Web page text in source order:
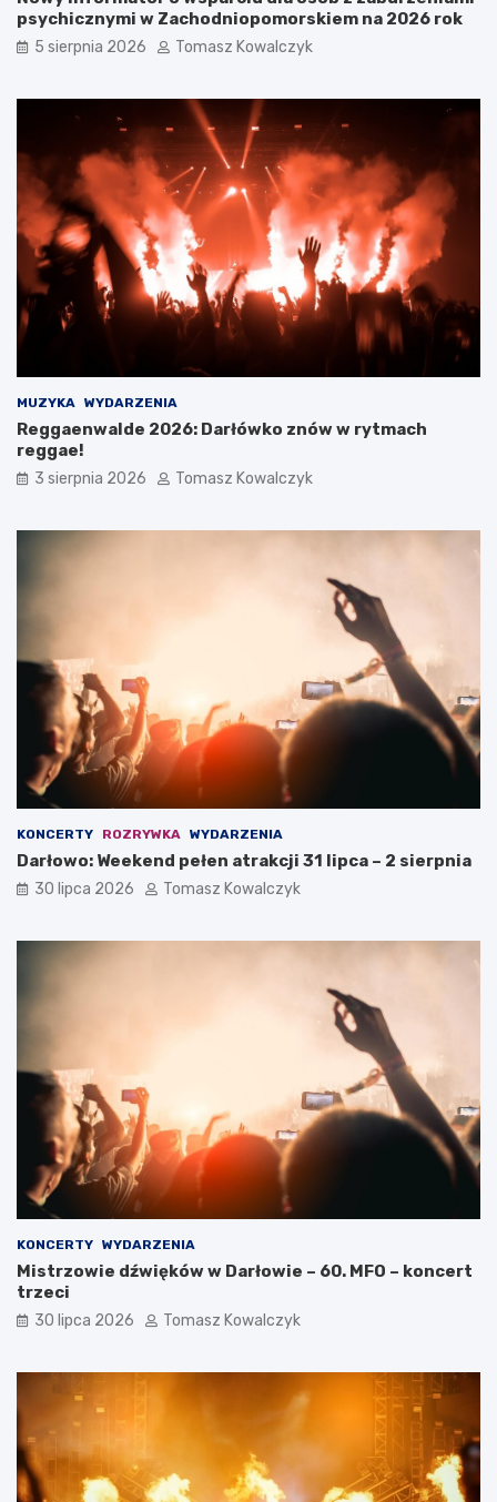
psychicznymi w Zachodniopomorskiem na 2026 rok
5 sierpnia 2026 Tomasz Kowalczyk
MUZYKA WYDARZENIA
Reggaenwalde 2026: Darłówko znów w rytmach
reggae!
3 sierpnia 2026 Tomasz Kowalczyk
KONCERTY ROZRYWKA WYDARZENIA
Darłowo: Weekend pełen atrakcji 31 lipca – 2 sierpnia
30 lipca 2026 Tomasz Kowalczyk
KONCERTY WYDARZENIA
Mistrzowie dźwięków w Darłowie – 60. MFO – koncert
trzeci
30 lipca 2026 Tomasz Kowalczyk